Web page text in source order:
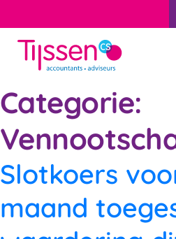
Categorie:
Slotkoers
maand